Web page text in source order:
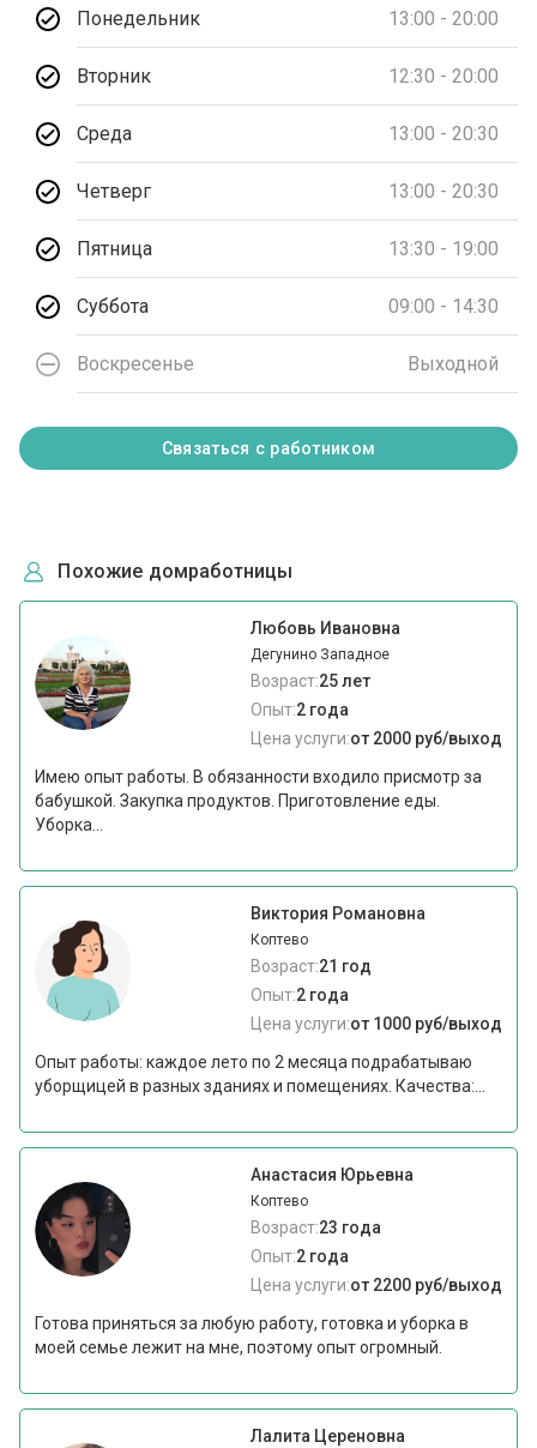
Понедельник 13:00 - 20:00
Вторник 12:30 - 20:00
Среда 13:00 - 20:30
Четверг 13:00 - 20:30
Пятница 13:30 - 19:00
Суббота 09:00 - 14:30
Воскресенье Выходной
Связаться с работником
Похожие домработницы
Любовь Ивановна
Дегунино Западное
Возраст:25 лет
Опыт:2 года
Цена услуги:от 2000 руб/выход
Имею опыт работы. В обязанности входило присмотр за
бабушкой. Закупка продуктов. Приготовление еды.
Уборка...
Виктория Романовна
Коптево
Возраст:21 год
Опыт:2 года
Цена услуги:от 1000 руб/выход
Опыт работы: каждое лето по 2 месяца подрабатываю
уборщицей в разных зданиях и помещениях. Качества:...
Анастасия Юрьевна
Коптево
Возраст:23 года
Опыт:2 года
Цена услуги:от 2200 руб/выход
Готова приняться за любую работу, готовка и уборка в
моей семье лежит на мне, поэтому опыт огромный.
Лалита Цереновна